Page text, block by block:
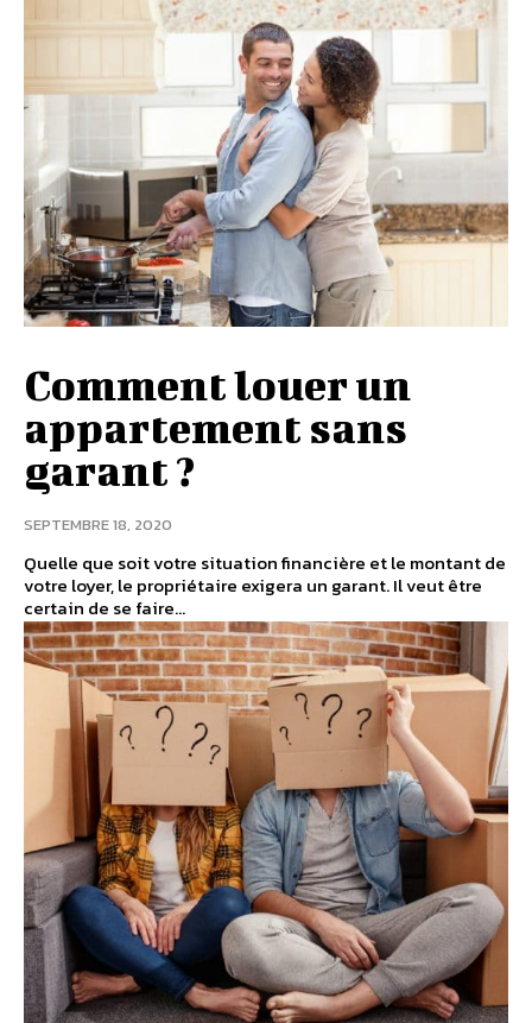
Comment louer un
appartement sans
garant ?
SEPTEMBRE 18, 2020
Quelle que soit votre situation financière et le montant de
votre loyer, le propriétaire exigera un garant. Il veut être
certain de se faire...